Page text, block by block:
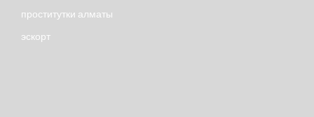
проститутки алматы
эскорт